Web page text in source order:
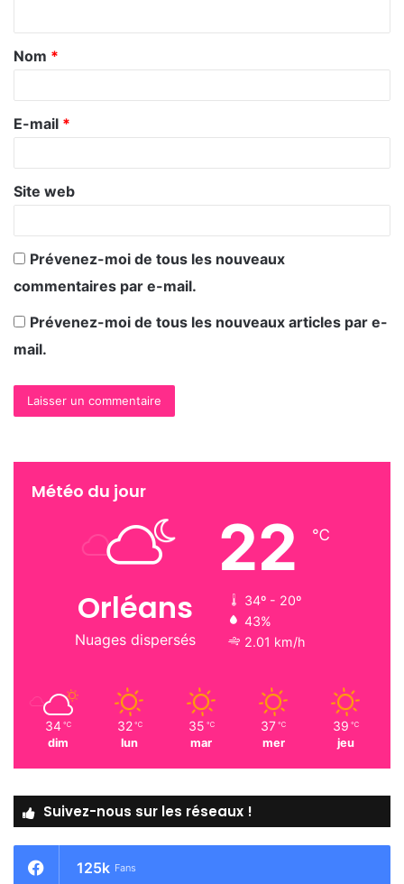
t
a
e
*
Nom *
E-mail *
Site web
Prévenez-moi de tous les nouveaux
commentaires par e-mail.
Prévenez-moi de tous les nouveaux articles par e-
mail.
Météo du jour
Orléans
Nuages dispersés
22 ℃
34º - 20º
43%
2.01 km/h
34 ℃
dim
32 ℃
lun
35 ℃
mar
37 ℃
mer
39 ℃
jeu
Suivez-nous sur les réseaux !
125k Fans